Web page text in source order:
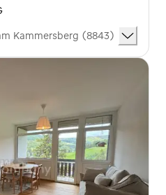
Kammersberg (8843)